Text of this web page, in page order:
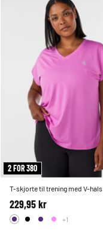
2 FOR 380
T-skjorte til trening med V-hals
229,95 kr
+1